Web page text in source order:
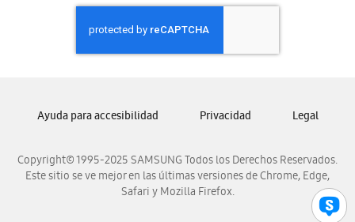
Samsung Honduras
Samsung Nicaragua
Samsung Panamá
Samsung Venezuela
Copyright© 1995-2025 SAMSUNG Todos los Derechos Reservados.
Este sitio se ve mejor en las últimas versiones de Chrome, Edge,
Safari y Mozilla Firefox.
Ayuda para accesibilidad Privacidad Legal